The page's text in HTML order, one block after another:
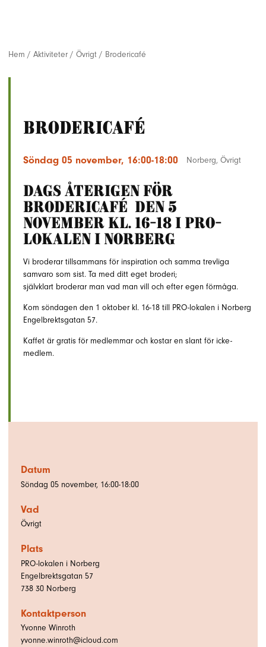
Hem / Aktiviteter / Övrigt / Brodericafé
Brodericafé
Söndag 05 november, 16:00-18:00 Norberg, Övrigt
Dags återigen för
BRODERICAFÉ den 5
november kl. 16-18 i PRO-
lokalen i Norberg
Vi broderar tillsammans för inspiration och samma trevliga
samvaro som sist. Ta med ditt eget broderi;
självklart broderar man vad man vill och efter egen förmåga.
Kom söndagen den 1 oktober kl. 16-18 till PRO-lokalen i Norberg
Engelbrektsgatan 57.
Kaffet är gratis för medlemmar och kostar en slant för icke-
medlem.
Datum
Söndag 05 november, 16:00-18:00
Vad
Övrigt
Plats
PRO-lokalen i Norberg
Engelbrektsgatan 57
738 30 Norberg
Kontaktperson
Yvonne Winroth
yvonne.winroth@icloud.com